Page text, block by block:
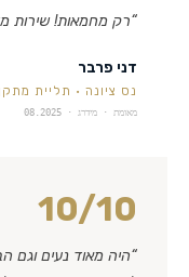
“רק מחמאות! שירות
דני פרבר
נס ציונה · תליית
מאומת · מידרג · 08.2025
10/10
“היה מאוד נעים וגם